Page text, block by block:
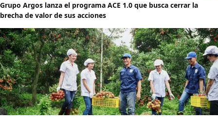
Grupo Argos lanza el programa ACE 1.0 que busca cerrar la
brecha de valor de sus acciones